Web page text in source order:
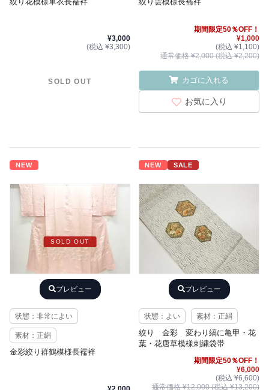
¥3,000
(税込 ¥3,300)
SOLD OUT
期間限定50％OFF！
¥1,000
(税込 ¥1,100)
通常価格 ¥2,000 (税込 ¥2,200)
カゴに入れる
お気に入り
NEW
SOLD OUT
プレビュー
状態：非常によい
素材：正絹
金彩絞り群鶴模様長襦袢
NEW SALE
プレビュー
状態：よい 素材：正絹
絞り 金彩 変わり縞に亀甲・花
葉・花唐草模様刺繍袋帯
期間限定50％OFF！
¥6,000
(税込 ¥6,600)
通常価格 ¥12,000 (税込 ¥13,200)